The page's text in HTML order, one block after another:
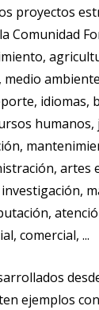
proyectos
Comunidad
idiomas,
humanos,
artes
comercial, ...
ejemplos